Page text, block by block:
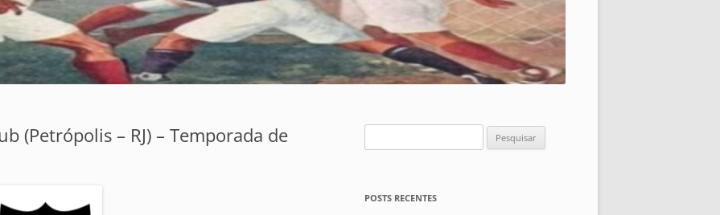
(Petrópolis – RJ) – Temporada de
por:
POSTS RECENTES